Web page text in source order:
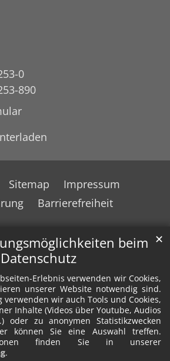
beim
Datenschutz
Erlebnis verwenden wir Cookies,
unserer Website notwendig sind.
wir auch Tools und Cookies,
Inhalte (Videos über Youtube, Audios
oder zu anonymen Statistikzwecken
können Sie eine Auswahl treffen.
finden Sie in unserer
.
✕
0
890
Sitemap
Impressum
Barrierefreiheit